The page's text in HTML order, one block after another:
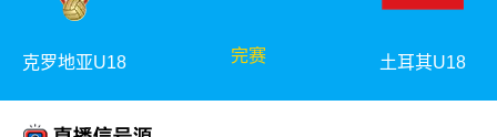
克罗地亚U18 完赛 土耳其U18